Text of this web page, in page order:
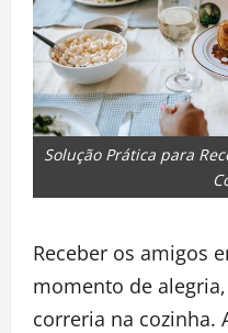
Solução Prática para
Receber os amigos
momento de
correria na cozinha.